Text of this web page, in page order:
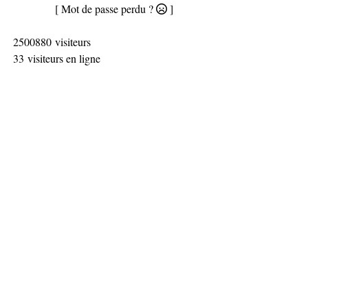
[ Mot de passe perdu ? ]
2500880 visiteurs
33 visiteurs en ligne